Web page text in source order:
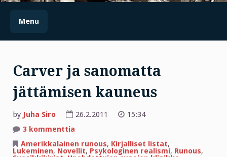
Menu
Carver ja sanomatta
jättämisen kauneus
by Juha Siro 26.2.2011
15:34
3 kommenttia
ja
sanomatta
Amerikkalainen runous, Kirjalliset listat,
Lukeminen, Novellit, Psykologinen realismi, Runous,